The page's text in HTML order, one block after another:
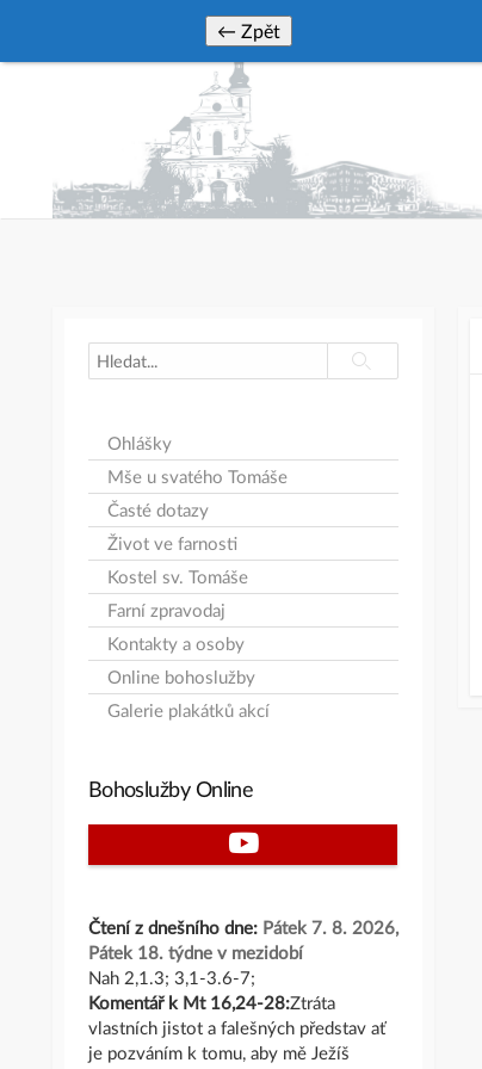
Search
Search
Ohlášky
Mše u svatého Tomáše
Časté dotazy
Život ve farnosti
Kostel sv. Tomáše
Farní zpravodaj
Kontakty a osoby
Online bohoslužby
Galerie plakátků akcí
Bohoslužby Online
Youtube
Čtení z dnešního dne: Pátek 7. 8. 2026,
Pátek 18. týdne v mezidobí
Nah 2,1.3; 3,1-3.6-7;
Komentář k Mt 16,24-28:Ztráta
vlastních jistot a falešných představ ať
je pozváním k tomu, aby mě Ježíš
← Zpět